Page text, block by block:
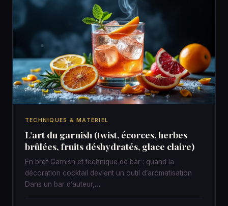
TECHNIQUES & MATÉRIEL
L’art du garnish (twist, écorces, herbes
brûlées, fruits déshydratés, glace claire)
En bref Garnish et technique de bar : quand la
décoration cocktail devient un outil d’aromatisation
Dans un bar d’auteur,…